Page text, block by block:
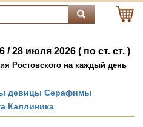
/ 28 июля 2026 ( по ст. ст. )
Ростовского на каждый день
девицы Серафимы
Каллиника